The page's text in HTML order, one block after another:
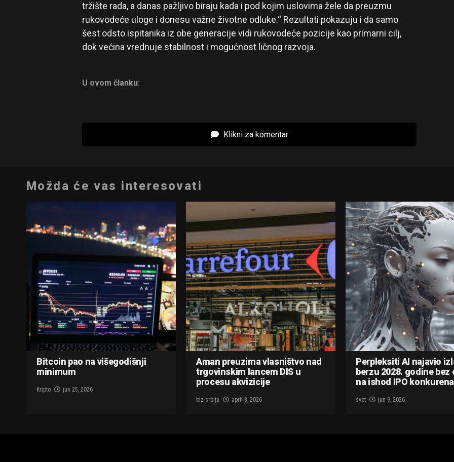
tržište rada, a danas pažljivo biraju kada i pod kojim uslovima žele da preuzmu
rukovodeće uloge i donesu važne životne odluke.“ Rezultati pokazuju i da samo
šest odsto ispitanika iz obe generacije vidi rukovodeće pozicije kao primarni cilj,
dok većina vrednuje stabilnost i mogućnost ličnog razvoja.
U ovom članku:
Klikni za komentar
Možda će vas interesovati
Bitcoin pao na višegodišnji
minimum
Kripto jun 25, 2026
Aman preuzima vlasništvo nad
trgovinskim lancem DIS u
procesu akvizicije
biz-srbija april 3, 2026
Perpleksiti AI najavio
berzu 2028. godine bez
na ishod IPO
svet jun 9, 2026